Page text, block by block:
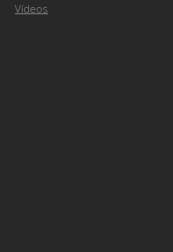
Vídeos